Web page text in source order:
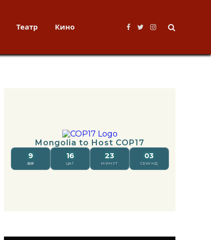
Театр Кино
Facebook
TwitterInstagram